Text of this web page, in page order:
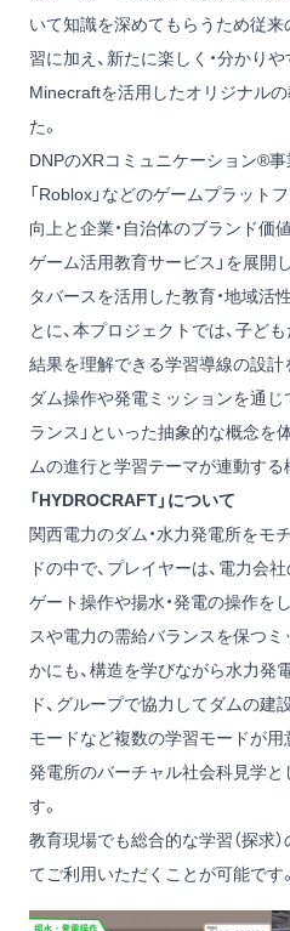
いて知識を深めてもらうため従
習に加え、新たに楽しく・分かり
Minecraftを活用したオリジナル
た。
DNPのXRコミュニケーション®事
「Roblox」などのゲームプラット
向上と企業・自治体のブランド価
ゲーム活用教育サービス」を展開
タバースを活用した教育・地域活
とに、本プロジェクトでは、子ど
結果を理解できる学習導線の設計
ダム操作や発電ミッションを通じ
ランス」といった抽象的な概念を
ムの進行と学習テーマが連動する
「HYDROCRAFT」について
関西電力のダム・水力発電所をモ
ドの中で、プレイヤーは、電力会
ゲート操作や揚水・発電の操作を
スや電力の需給バランスを保つ
かにも、構造を学びながら水力発
ド、グループで協力してダムの
モードなど複数の学習モードが用
発電所のバーチャル社会科見学と
す。
教育現場でも総合的な学習（探求
てご利用いただくことが可能です。